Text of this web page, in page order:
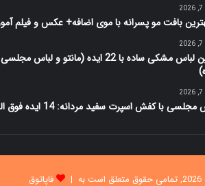
تزیین لباس مشکی ساده با 22 ایده (مانتو و لباس مجلسی
با کفش اسپرت سفید مردانه: 14 ایده فوق العاده
فاپاتوق